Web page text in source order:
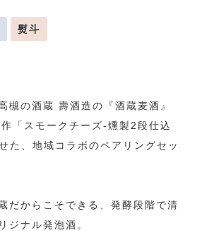
熨斗
槻の酒蔵 壽酒造の『酒蔵麦酒』
「スモークチーズ-燻製2段仕込
た、地域コラボのペアリングセッ
だからこそできる、発酵段階で清
ジナル発泡酒。